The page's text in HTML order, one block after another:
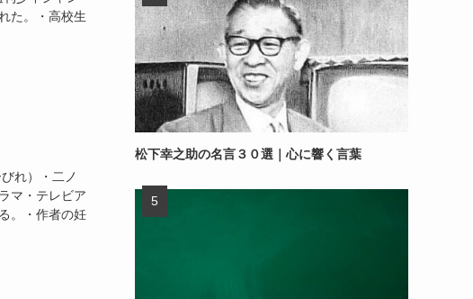
た。・高校生
れ）・二ノ
マ・テレビア
。・作者の妊
松下幸之助の名言３０選｜心に響く言葉